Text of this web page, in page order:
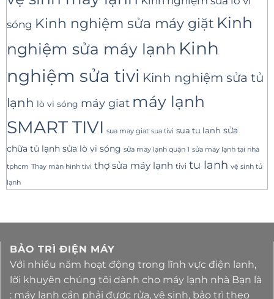
sóng Kinh nghiệm sửa máy giặt Kinh
nghiệm sửa máy lạnh Kinh
nghiệm sửa tivi Kinh nghiệm sửa tủ
lạnh lò vi sóng máy giat máy lạnh
SMART TIVI sua may giat sua tivi sua tu lanh sửa
chữa tủ lạnh sửa lò vi sóng sửa máy lạnh quận 1 sửa máy lạnh tại nhà
tphcm Thay màn hình tivi thợ sửa máy lạnh tivi tu lanh vệ sinh tủ
lạnh
BẢO TRÌ ĐIỆN MÁY
Với nhiều năm hoạt động trong lĩnh vực điện lanh,
lời khuyên chúng tôi dành cho máy lạnh nhà Bạn là
: máy lạnh cần phải được rửa, vệ sinh, bảo trì theo